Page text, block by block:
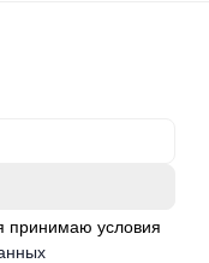
принимаю условия